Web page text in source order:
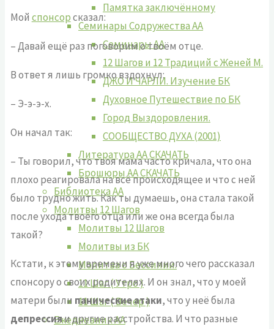
Памятка заключённому
Семинары Содружества АА
Семинары АА
12 Шагов и 12 Традиций с Женей М.
ДЖО И ЧАРЛИ. Изучение БК
Духовное Путешествие по БК
Город Выздоровления.
СООБЩЕСТВО ДУХА (2001)
Литература АА СКАЧАТЬ
Брошюры АА СКАЧАТЬ
Библиотека АА
Молитвы 12 Шагов
Молитвы 12 Шагов
Молитвы из БК
Молитва о Бессилии.
11 Шаг ( Утро )
11 Шаг ( Вечер )
Ежедневник АА
Мой спонсорсказал:
– Давай ещё раз поговорим о твоём отце.
В ответ я лишь громко вздохнул:
– Э-э-э-х.
Он начал так:
– Ты говорил, что твоя мама часто кричала, что она
плохо реагировала на всё происходящее и что с ней
было трудно жить. Как ты думаешь, она стала такой
после ухода твоего отца или же она всегда была
такой?
Кстати, к этому времени я уже много чего рассказал
спонсору о своих родителях. И он знал, что у моей
матери были панические атаки, что у неё была
депрессияи другие расстройства. И что разные